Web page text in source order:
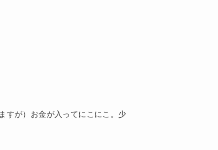
すが）お金が入ってにこにこ。少